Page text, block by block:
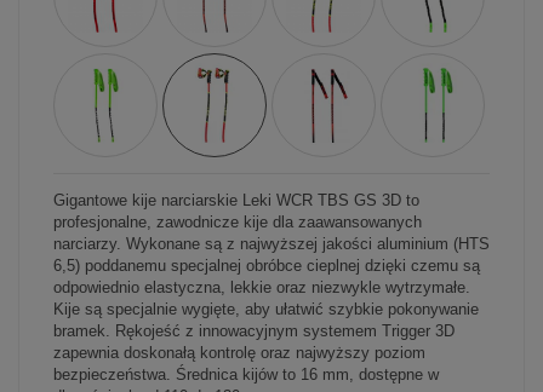
Gigantowe kije narciarskie Leki WCR TBS GS 3D to
profesjonalne, zawodnicze kije dla zaawansowanych
narciarzy. Wykonane są z najwyższej jakości aluminium (HTS
6,5) poddanemu specjalnej obróbce cieplnej dzięki czemu są
odpowiednio elastyczna, lekkie oraz niezwykle wytrzymałe.
Kije są specjalnie wygięte, aby ułatwić szybkie pokonywanie
bramek. Rękojeść z innowacyjnym systemem Trigger 3D
zapewnia doskonałą kontrolę oraz najwyższy poziom
bezpieczeństwa. Średnica kijów to 16 mm, dostępne w